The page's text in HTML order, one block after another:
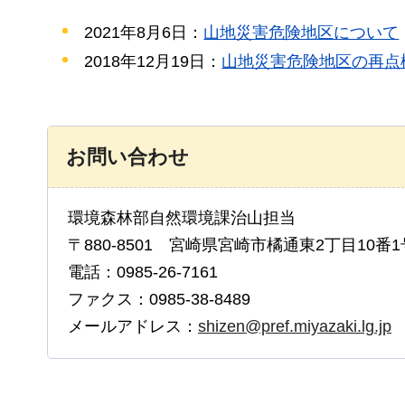
2021年8月6日： 山地災害危険地区について
2018年12月19日： 山地災害危険地区の再点
お問い合わせ
環境森林部自然環境課治山担当
〒880-8501 宮崎県宮崎市橘通東2丁目10番1
電話：0985-26-7161
ファクス：0985-38-8489
メールアドレス： shizen@pref.miyazaki.lg.jp